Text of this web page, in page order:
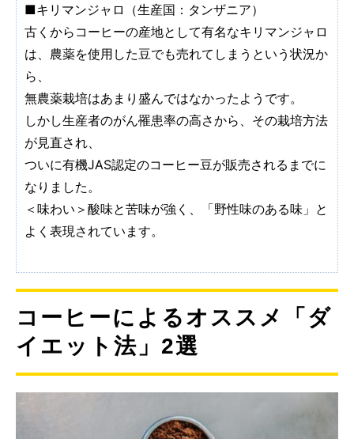
■キリマンジャロ（生産国：タンザニア）
古くからコーヒーの産地として有名なキリマンジャロ
は、農薬を使用した豆でも売れてしまうという状況か
ら、
無農薬栽培はあまり盛んではなかったようです。
しかし生産者のがん罹患率の高さから、その栽培方法
が見直され、
ついに有機JAS認定のコーヒー豆が販売されるまでに
なりました。
＜味わい＞酸味と苦味が強く、「野性味のある味」と
よく表現されています。
コーヒーによるオススメ「ダ
イエット法」2選